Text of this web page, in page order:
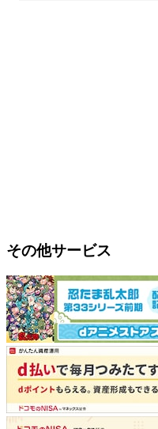
その他サービス